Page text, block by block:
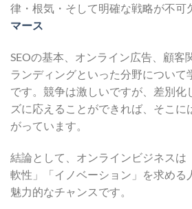
律・根気・そして明確な戦略が不可
マース
SEOの基本、オンライン広告、顧客
ランディングといった分野について
です。競争は激しいですが、差別化
ズに応えることができれば、そこに
がっています。
結論として、オンラインビジネスは
軟性」「イノベーション」を求める
魅力的なチャンスです。